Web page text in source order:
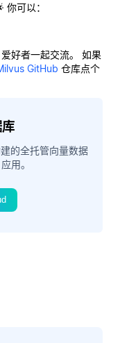
可以：
好者一起交流。 如果
GitHub 仓库点个
的全托管向量数据
用。